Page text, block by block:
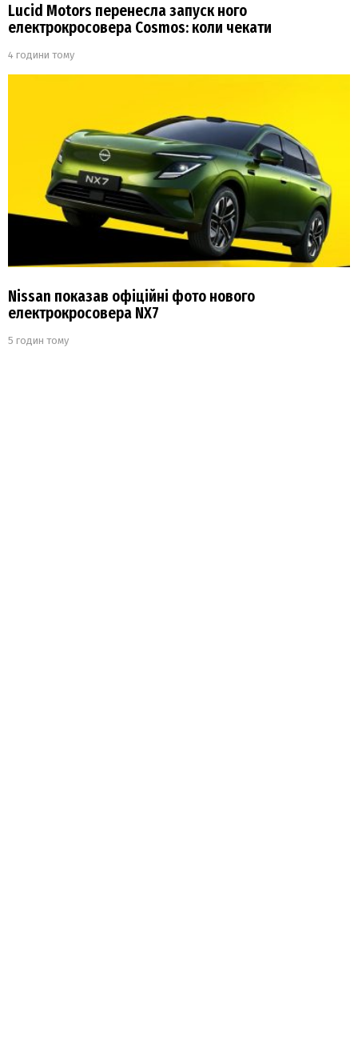
Lucid Motors перенесла запуск ного
електрокросовера Cosmos: коли чекати
4 години тому
Nissan показав офіційні фото нового
електрокросовера NX7
5 годин тому